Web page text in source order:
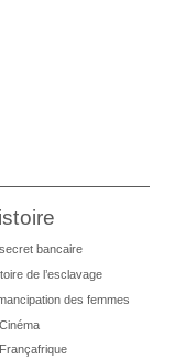
secret bancaire
de l’esclavage
des femmes
Françafrique